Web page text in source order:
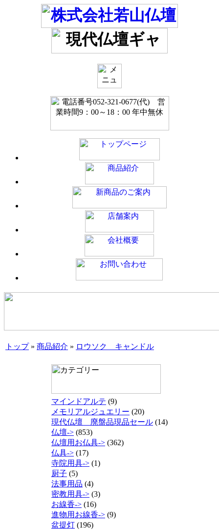
トップ» 商品紹介 » ロウソク キャンドル
マインドアルテ (9)
メモリアルジュエリー (20)
現代仏壇 廃盤品現品セール (14)
仏壇-> (853)
仏壇用お仏具-> (362)
仏具-> (17)
寺院用具-> (1)
厨子 (5)
法事用品 (4)
密教用具-> (3)
お線香-> (16)
進物用お線香-> (9)
盆提灯 (196)